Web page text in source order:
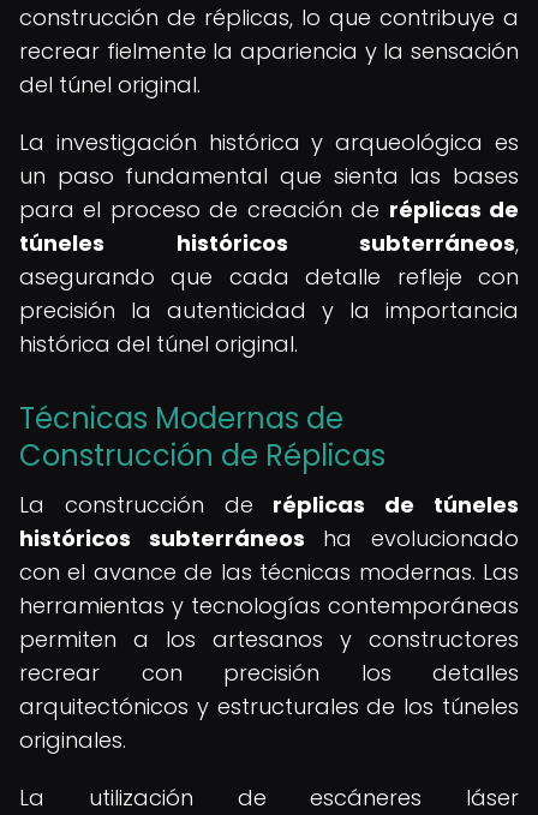
construcción de réplicas, lo que contribuye a
recrear fielmente la apariencia y la sensación
del túnel original.
La investigación histórica y arqueológica es
un paso fundamental que sienta las bases
para el proceso de creación de réplicas de
túneles históricos subterráneos,
asegurando que cada detalle refleje con
precisión la autenticidad y la importancia
histórica del túnel original.
Técnicas Modernas de
Construcción de Réplicas
La construcción de réplicas de túneles
históricos subterráneos ha evolucionado
con el avance de las técnicas modernas. Las
herramientas y tecnologías contemporáneas
permiten a los artesanos y constructores
recrear con precisión los detalles
arquitectónicos y estructurales de los túneles
originales.
La utilización de escáneres láser